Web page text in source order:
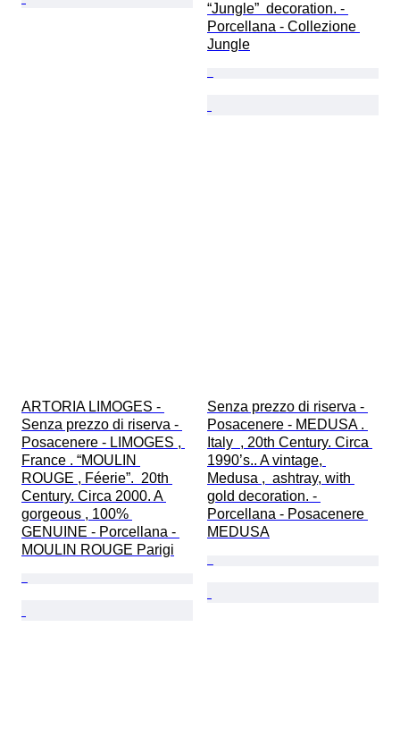
“Jungle”  decoration. -
Porcellana - Collezione
Jungle
ARTORIA LIMOGES -
Senza prezzo di riserva -
Posacenere - LIMOGES ,
France . “MOULIN
ROUGE , Féerie”.  20th
Century. Circa 2000. A
gorgeous , 100%
GENUINE - Porcellana -
MOULIN ROUGE Parigi
Senza prezzo di riserva -
Posacenere - MEDUSA .
Italy  , 20th Century. Circa
1990’s.. A vintage,
Medusa ,  ashtray, with
gold decoration. -
Porcellana - Posacenere
MEDUSA